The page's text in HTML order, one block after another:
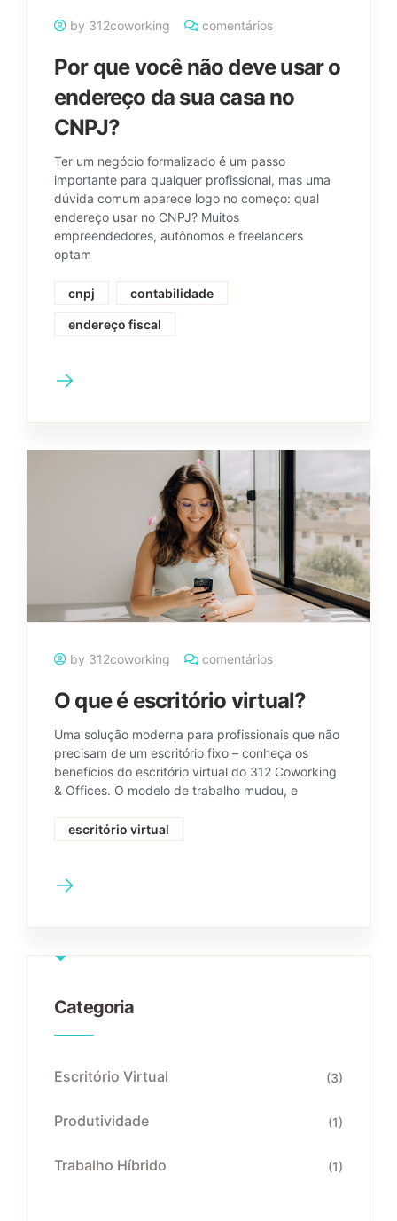
by 312coworking comentários
Por que você não deve usar o
endereço da sua casa no
CNPJ?
Ter um negócio formalizado é um passo
importante para qualquer profissional, mas uma
dúvida comum aparece logo no começo: qual
endereço usar no CNPJ? Muitos
empreendedores, autônomos e freelancers
optam
cnpj contabilidade
endereço fiscal
by 312coworking comentários
O que é escritório virtual?
Uma solução moderna para profissionais que não
precisam de um escritório fixo – conheça os
benefícios do escritório virtual do 312 Coworking
& Offices. O modelo de trabalho mudou, e
escritório virtual
Categoria
Escritório Virtual (3)
Produtividade (1)
Trabalho Híbrido (1)